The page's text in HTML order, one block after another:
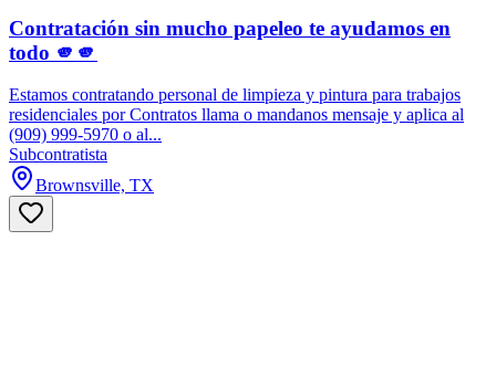
Contratación sin mucho papeleo te ayudamos en
todo 🫵🫵
Estamos contratando personal de limpieza y pintura para trabajos
residenciales por Contratos llama o mandanos mensaje y aplica al
(909) 999-5970 o al...
Subcontratista
Brownsville, TX